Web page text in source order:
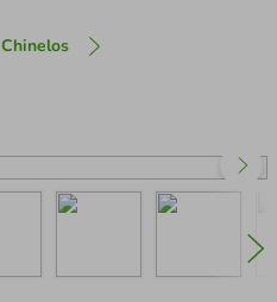
Chinelos